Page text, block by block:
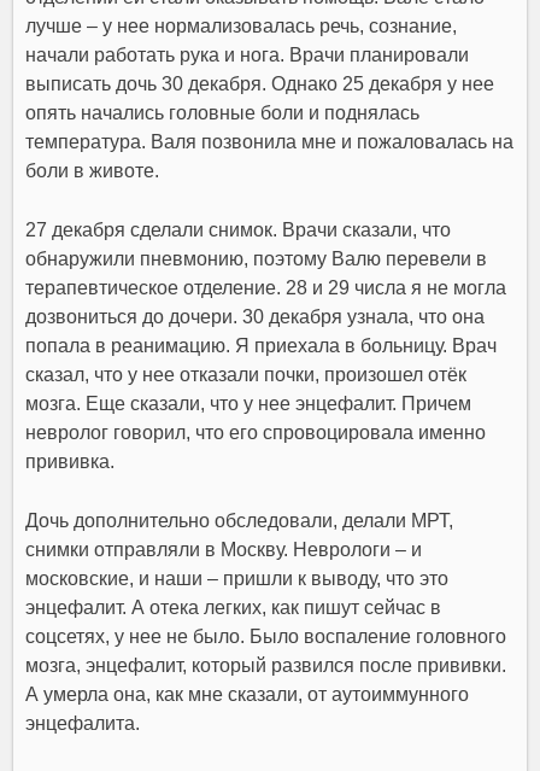
лучше – у нее нормализовалась речь, сознание,
начали работать рука и нога. Врачи планировали
выписать дочь 30 декабря. Однако 25 декабря у нее
опять начались головные боли и поднялась
температура. Валя позвонила мне и пожаловалась на
боли в животе.
27 декабря сделали снимок. Врачи сказали, что
обнаружили пневмонию, поэтому Валю перевели в
терапевтическое отделение. 28 и 29 числа я не могла
дозвониться до дочери. 30 декабря узнала, что она
попала в реанимацию. Я приехала в больницу. Врач
сказал, что у нее отказали почки, произошел отёк
мозга. Еще сказали, что у нееэнцефалит. Причем
невролог говорил, что его спровоцировала именно
прививка.
Дочь дополнительно обследовали, делали МРТ,
снимки отправляли в Москву. Неврологи – и
московские, и наши – пришли к выводу, что это
энцефалит. А отека легких, как пишут сейчас в
соцсетях, у нее не было. Было воспаление головного
мозга, энцефалит, который развился после прививки.
А умерла она, как мне сказали, от аутоиммунного
энцефалита.